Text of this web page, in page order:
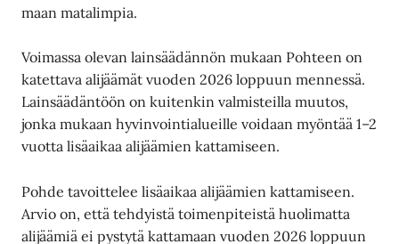
maan matalimpia.
Voimassa olevan lainsäädännön mukaan Pohteen on
katettava alijäämät vuoden 2026 loppuun mennessä.
Lainsäädäntöön on kuitenkin valmisteilla muutos,
jonka mukaan hyvinvointialueille voidaan myöntää 1–2
vuotta lisäaikaa alijäämien kattamiseen.
Pohde tavoittelee lisäaikaa alijäämien kattamiseen.
Arvio on, että tehdyistä toimenpiteistä huolimatta
alijäämiä ei pystytä kattamaan vuoden 2026 loppuun